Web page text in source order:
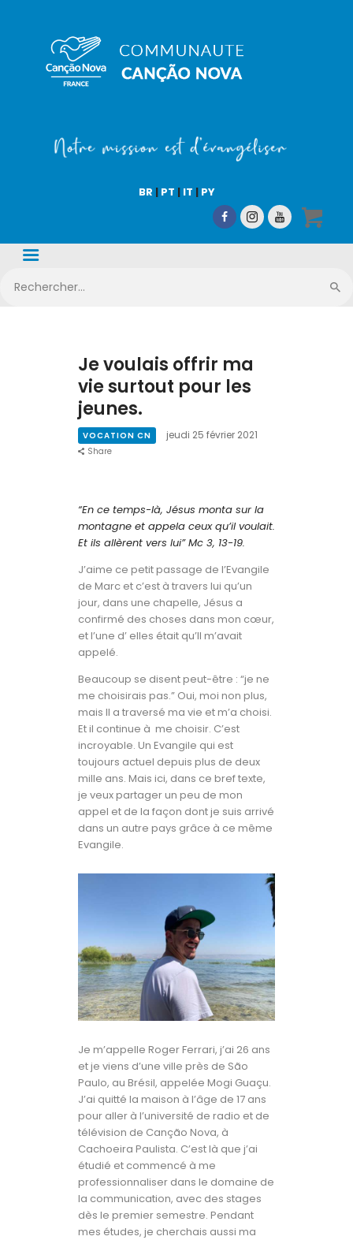
BR | PT | IT | PY
COMMUNAUTÉ CN
Notre mission est d'évangéliser !
Qui sommes-nous
CN Média
Nos activités
Contact
Je voulais offrir ma
vie surtout pour les
jeunes.
VOCATION CN jeudi 25 février 2021
Share
“En ce temps-là, Jésus monta sur la
montagne et appela ceux qu’il voulait.
Et ils allèrent vers lui” Mc 3, 13-19.
J’aime ce petit passage de l’Evangile
de Marc et c’est à travers lui qu’un
jour, dans une chapelle, Jésus a
confirmé des choses dans mon cœur,
et l’une d’ elles était qu’Il m’avait
appelé.
Beaucoup se disent peut-être : “je ne
me choisirais pas.” Oui, moi non plus,
mais Il a traversé ma vie et m’a choisi.
Et il continue à me choisir. C’est
incroyable. Un Evangile qui est
toujours actuel depuis plus de deux
mille ans. Mais ici, dans ce bref texte,
je veux partager un peu de mon
appel et de la façon dont je suis arrivé
dans un autre pays grâce à ce même
Evangile.
Je m’appelle Roger Ferrari, j’ai 26 ans
et je viens d’une ville près de São
Paulo, au Brésil, appelée Mogi Guaçu.
J’ai quitté la maison à l’âge de 17 ans
pour aller à l’université de radio et de
télévision de Canção Nova, à
Cachoeira Paulista. C’est là que j’ai
étudié et commencé à me
professionnaliser dans le domaine de
la communication, avec des stages
dès le premier semestre. Pendant
mes études, je cherchais aussi ma